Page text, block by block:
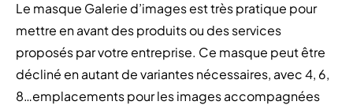
Le masque Galerie d’images est très pratique pour
mettre en avant des produits ou des services
proposés par votre entreprise. Ce masque peut être
décliné en autant de variantes nécessaires, avec 4, 6,
8…emplacements pour les images accompagnées